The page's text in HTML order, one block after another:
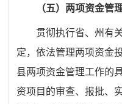
（五）两项资金管
贯彻执行省、州有
定，依法管理两项资金
县两项资金管理工作的
资项目的审查、报批、